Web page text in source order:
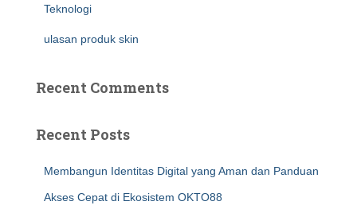
Teknologi
ulasan produk skin
Recent Comments
Recent Posts
Membangun Identitas Digital yang Aman dan Panduan
Akses Cepat di Ekosistem OKTO88